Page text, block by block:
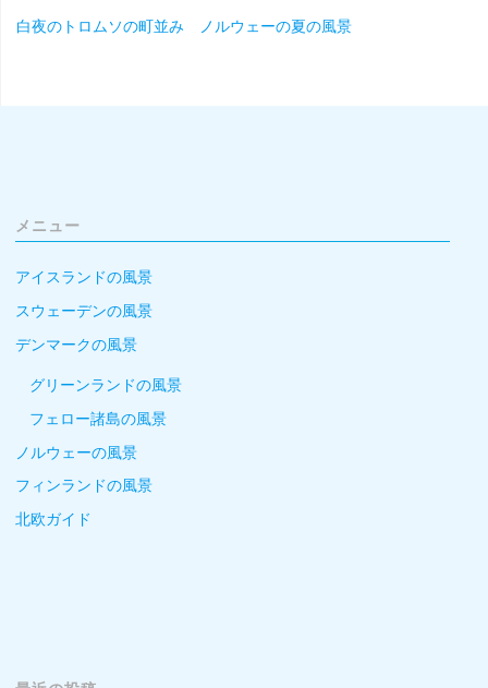
白夜のトロムソの町並み ノルウェーの夏の風景
メニュー
アイスランドの風景
スウェーデンの風景
デンマークの風景
グリーンランドの風景
フェロー諸島の風景
ノルウェーの風景
フィンランドの風景
北欧ガイド